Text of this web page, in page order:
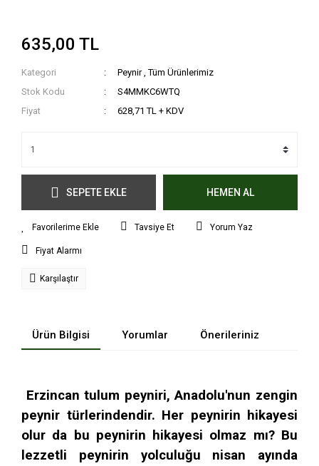
635,00 TL
Kategori Peynir ,Tüm Ürünlerimiz
Stok Kodu
S4MMKC6WTQ
Fiyat
628,71 TL + KDV
SEPETE EKLE HEMEN AL
Tavsiye Et Yorum Yaz
Fiyat Alarmı
Karşılaştır
Ürün Bilgisi Yorumlar Önerileriniz
Erzincan tulum peyniri, Anadolu'nun zengin
peynir türlerindendir. Her peynirin hikayesi
olur da bu peynirin hikayesi olmaz mı? Bu
lezzetli peynirin yolculuğu nisan ayında